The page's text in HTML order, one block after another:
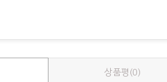
상품평(0)